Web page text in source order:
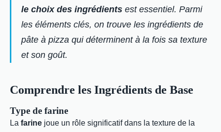
le choix des ingrédients est essentiel. Parmi
les éléments clés, on trouve les ingrédients de
pâte à pizza qui déterminent à la fois sa texture
et son goût.
Comprendre les Ingrédients de Base
Type de farine
La farine joue un rôle significatif dans la texture de la